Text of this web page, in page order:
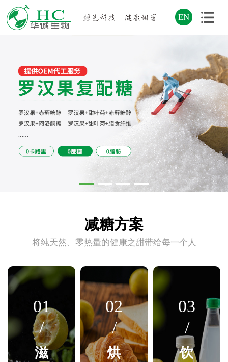
EN
减糖方案
将纯天然、零热量的健康之甜带给每一个人
01
/
滋
02
/
烘
03
/
饮